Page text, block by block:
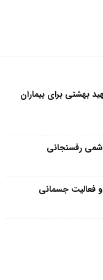
بهشتی برای بیماران
رفسنجانی
فعالیت جسمانی